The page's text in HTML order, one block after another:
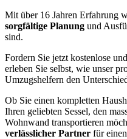
Mit über 16 Jahren Erfahrung
sorgfältige Planung und
sind.
Fordern Sie jetzt kostenlose und
erleben Sie selbst, wie unser
Umzugshelfern den
Ob Sie einen kompletten
Ihren geliebten Sessel, den
Wohnwand transportieren
verlässlicher Partner für